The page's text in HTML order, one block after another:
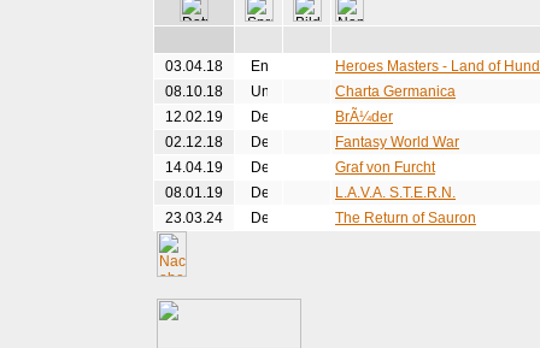
03.04.18
Heroes Masters - Land of
08.10.18
Charta Germanica
12.02.19
BrÃ¼der
02.12.18
Fantasy World War
14.04.19
Graf von Furcht
08.01.19
L.A.V.A. S.T.E.R.N.
23.03.24
The Return of Sauron